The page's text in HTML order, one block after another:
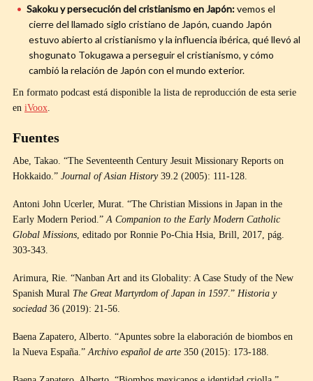
Sakoku y persecución del cristianismo en Japón:vemos el
cierre del llamado siglo cristiano de Japón, cuando Japón
estuvo abierto al cristianismo y la influencia ibérica, qué llevó al
shogunato Tokugawa a perseguir el cristianismo, y cómo
cambió la relación de Japón con el mundo exterior.
En formato podcast está disponible la lista de reproducción de esta serie
en iVoox.
Fuentes
Abe, Takao. “The Seventeenth Century Jesuit Missionary Reports on
Hokkaido.” Journal of Asian History39.2 (2005): 111-128.
Antoni John Ucerler, Murat. “The Christian Missions in Japan in the
Early Modern Period.”A Companion to the Early Modern Catholic
Global Missions, editado por Ronnie Po-Chia Hsia, Brill, 2017, pág.
303-343.
Arimura, Rie. “Nanban Art and its Globality: A Case Study of the New
Spanish Mural The Great Martyrdom of Japan in 1597.” Historia y
sociedad 36 (2019): 21-56.
Baena Zapatero, Alberto. “Apuntes sobre la elaboración de biombos en
la Nueva España.”Archivo español de arte 350 (2015): 173-188.